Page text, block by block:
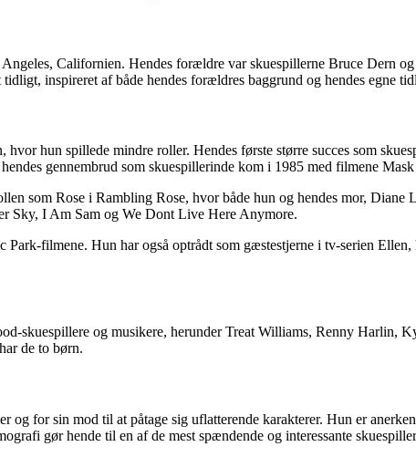
Californien. Hendes forældre var skuespillerne Bruce Dern
inspireret af både hendes forældres baggrund og hendes egne
hun spillede mindre roller. Hendes første større succes som
gennembrud som skuespillerinde kom i 1985 med filmene
som Rose i Rambling Rose, hvor både hun og hendes mor,
Sky, I Am Sam og We Dont Live Here Anymore.
Park-filmene. Hun har også optrådt som gæstestjerne i tv-serien
skuespillere og musikere, herunder Treat Williams, Renny
de to børn.
for sin mod til at påtage sig uflatterende karakterer. Hun er
gør hende til en af de mest spændende og interessante